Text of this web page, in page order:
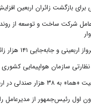
بازگشت زائران اربعین
شرکت ساخت و توسعه از
نظارتی سازمان هواپیمایی
صندلی در اربعین ۱۴۰۵
اول رئیس‌جمهور از مدیرعامل